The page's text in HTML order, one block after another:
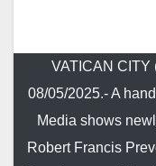
VATICAN CITY
08/05/2025.- A
Media shows
Robert Francis